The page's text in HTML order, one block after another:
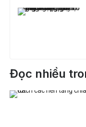
NightCatVip – Sự trở lại đầy nguy hiểm khiến giới an ninh mạng cảnh giác
Đọc nhiều